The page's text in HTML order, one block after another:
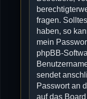
fragen.
haben, so
mein
phpBB-
sendet
Passwort an
auf das